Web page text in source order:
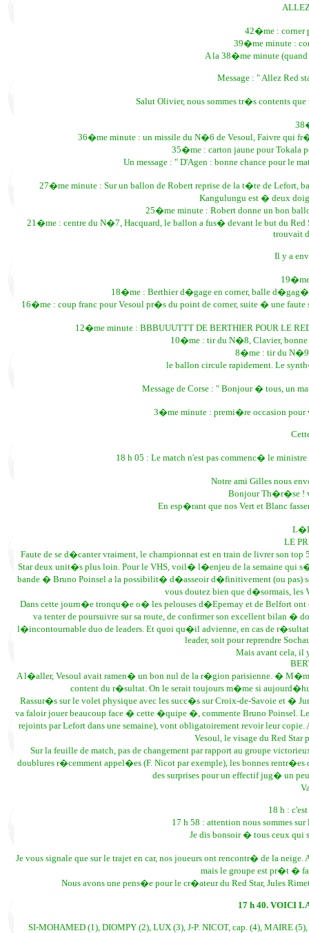
42�me : corner
39�me minute :
A la 38�me minute
Message : " Allez Red
Salut Olivier, nous sommes tr�s contents
36�me minute : un missile du N�6 de Vesoul, Faivre qui
35�me : carton jaune pour Tokala
Un message : " D'Agen : bonne chance pour le
27�me minute : Sur un ballon de Robert reprise de la t�te de Lefort,
Kangulungu est � deux
25�me minute : Robert donne un bon
21�me : centre du N�7, Hacquard, le ballon a fus� devant le but du Red
trouvait
Il y a
18�me : Berthier d�gage en corner, balle
16�me : coup franc pour Vesoul pr�s du point de corner, suite � une
12�me minute : BBBUUUTTT DE BERTHIER POUR LE
10�me : tir du N�8, Clavier, bonne
8�me : tir du N�9,
le ballon circule rapidement. Le
Message de Corse : " Bonjour � tous, un
3�me minute : premi�re occasion
18 h 05 : Le match n'est pas commenc� le
Notre ami Gilles nous
Bonjour Th�r�se !
En esp�rant que nos Vert et Blanc
LE
Faute de se d�canter vraiment, le championnat est en train de livrer son
Star deux unit�s plus loin. Pour le VHS, voil� l�enjeu de la semaine qui
bande � Bruno Poinsel a la possibilit� d�asseoir d�finitivement (ou pas)
vous doutez bien que d�sormais,
Dans cette journ�e tronqu�e o� les pelouses d�Epernay et de Belfort
va tenter de poursuivre sur sa route, de confirmer son excellent bilan �
l�incontournable duo de leaders. Et quoi qu�il advienne, en cas de
leader, soit pour reprendre
Mais avant cela, il
A l�aller, Vesoul avait ramen� un bon nul de la r�gion parisienne. �
content du r�sultat. On le serait toujours m�me si
Rassur�s sur le volet physique avec les succ�s sur Croix-de-Savoie et �
va faloir jouer beaucoup face � cette �quipe �, commente Bruno Poinsel.
rejoints par Lefort dans une semaine), vont obligatoirement revoir leur
Vesoul, le visage du Red
Sur la feuille de match, pas de changement par rapport au groupe
doublures r�cemment appel�es (F. Nicot par exemple), les bonnes
des surprises pour un effectif jug� un
18 h :
17 h 58 : attention nous sommes
Je dis bonsoir � tous ceux qui
Je vous signale que sur le trajet en car, nos joueurs ont rencontr� de la
mais le groupe est pr�t �
Nous avons une pens�e pour le cr�ateur du Red Star, Jules
17 h 40. VOICI
SI-MOHAMED (1), DIOMPY (2), LUX (3), J-P. NICOT, cap. (4), MAIRE